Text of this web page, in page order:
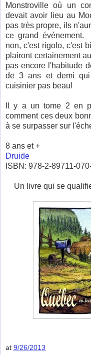
Monstroville où un
devait avoir lieu au
pas très propre, ils
ce grand
non, c'est rigolo, c'est
plairont certainement
pas encore l'habitude
de 3 ans et demi
cuisinier pas beau!
Il y a un tome 2 en
comment ces deux
à se surpasser sur
8 ans et +
Druide
ISBN: 978-2-89711-
Un livre qui se
at 9/26/2013